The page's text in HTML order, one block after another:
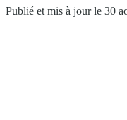
Publié et mis à jour le 30